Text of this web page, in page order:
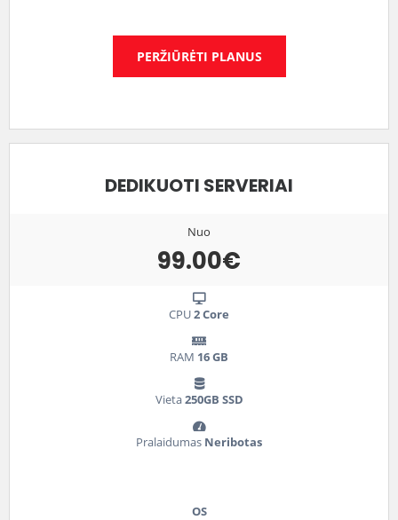
PERŽIŪRĖTI PLANUS
DEDIKUOTI SERVERIAI
Nuo
99.00€
CPU2 Core
RAM 16 GB
Vieta250GB SSD
Pralaidumas Neribotas
OS